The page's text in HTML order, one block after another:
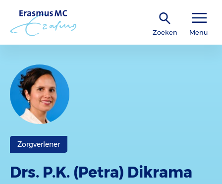
Zoeken Menu
Zorgverlener
Drs. P.K. (Petra) Dikrama